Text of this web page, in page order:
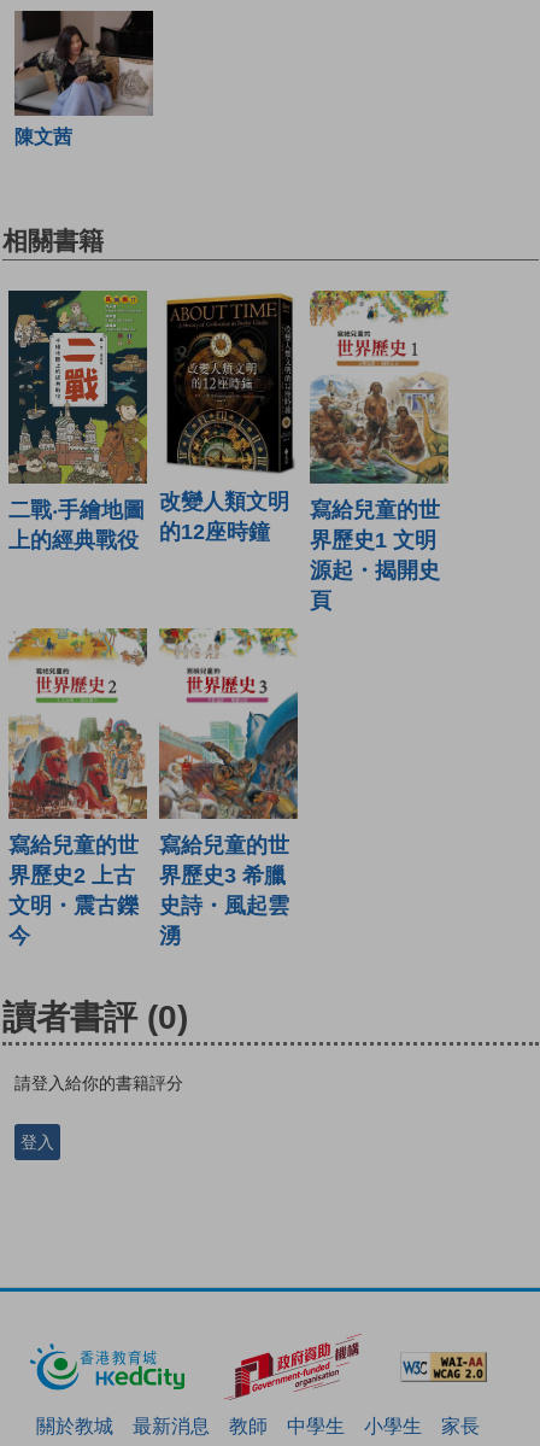
陳文茜
相關書籍
二戰‧手繪地圖
上的經典戰役
改變人類文明
的12座時鐘
寫給兒童的世
界歷史1 文明
源起・揭開史
頁
寫給兒童的世
界歷史2 上古
文明・震古鑠
今
寫給兒童的世
界歷史3 希臘
史詩・風起雲
湧
讀者書評 (0)
請登入給你的書籍評分
登入
關於教城 最新消息 教師 中學生 小學生 家長